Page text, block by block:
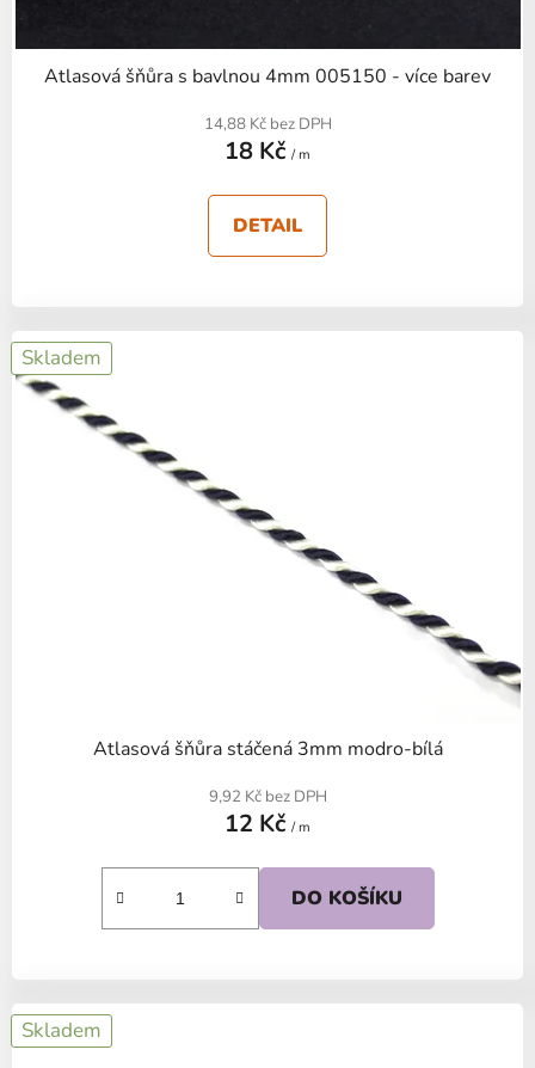
Atlasová šňůra s bavlnou 4mm 005150 - více barev
14,88 Kč bez DPH
18 Kč / m
DETAIL
Skladem
Atlasová šňůra stáčená 3mm modro-bílá
9,92 Kč bez DPH
12 Kč / m
DO KOŠÍKU
Skladem